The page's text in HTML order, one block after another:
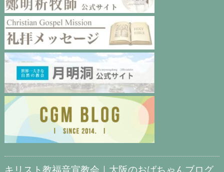
キリスト教福音宣教会｜大阪のおばちゃんブログ